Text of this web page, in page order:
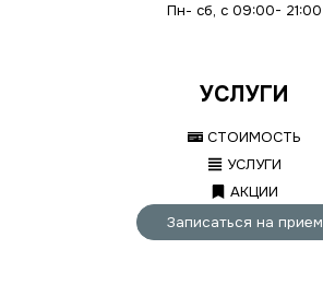
Пн- сб, с 09:00- 21:00
УСЛУГИ
СТОИМОСТЬ
УСЛУГИ
АКЦИИ
Записаться на прием